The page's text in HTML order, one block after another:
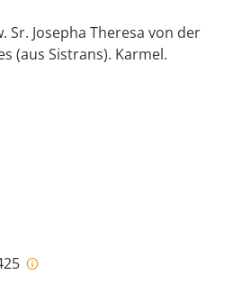
Sr. Josepha Theresa von der
(aus Sistrans). Karmel.